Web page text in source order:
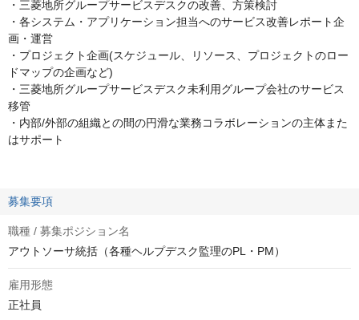
・三菱地所グループサービスデスクの改善、方策検討
・各システム・アプリケーション担当へのサービス改善レポート企
画・運営
・プロジェクト企画(スケジュール、リソース、プロジェクトのロー
ドマップの企画など)
・三菱地所グループサービスデスク未利用グループ会社のサービス
移管
・内部/外部の組織との間の円滑な業務コラボレーションの主体また
はサポート
募集要項
職種 / 募集ポジション名
アウトソーサ統括（各種ヘルプデスク監理のPL・PM）
雇用形態
正社員